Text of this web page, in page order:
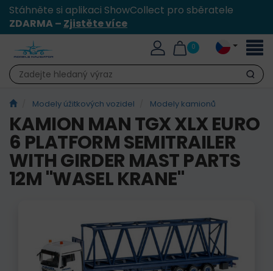
Stáhněte si aplikaci ShowCollect pro sběratele
ZDARMA – Zjistěte více
0
Hledat
Modely úžitkových vozidel Modely kamionů
KAMION MAN TGX XLX EURO
6 PLATFORM SEMITRAILER
WITH GIRDER MAST PARTS
12M "WASEL KRANE"